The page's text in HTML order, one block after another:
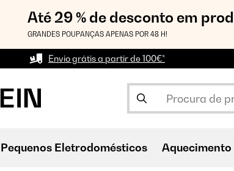
Até 29 % de desconto em
GRANDES POUPANÇAS APENAS POR 48 H!
Envio grátis a partir de 100€*
Pequenos Eletrodomésticos Aquecimento